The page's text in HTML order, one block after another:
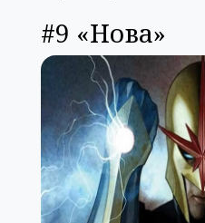
#9 «Нова»